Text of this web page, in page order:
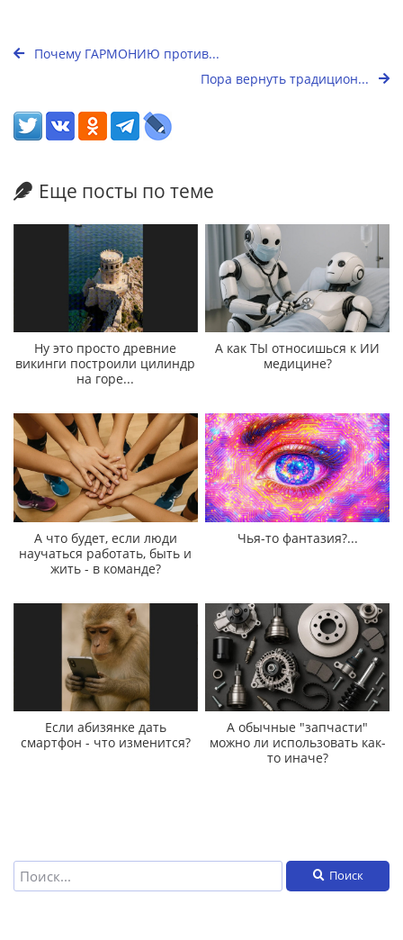
Почему ГАРМОНИЮ против...
Пора вернуть традицион...
Еще посты по теме
Ну это просто древние
викинги построили цилиндр
на горе...
А как ТЫ относишься к ИИ
медицине?
А что будет, если люди
научаться работать, быть и
жить - в команде?
Чья-то фантазия?...
Если абизянке дать
смартфон - что изменится?
А обычные "запчасти"
можно ли использовать как-
то иначе?
Поиск